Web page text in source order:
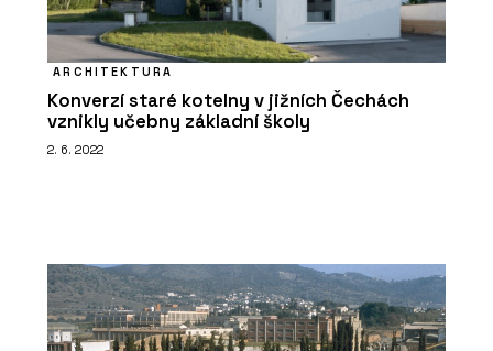
ARCHITEKTURA
Konverzí staré kotelny v jižních Čechách
vznikly učebny základní školy
2. 6. 2022